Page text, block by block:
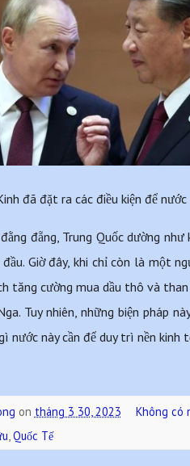
đã đặt ra các điều kiện để
đẵng, Trung Quốc dường
Giờ đây, khi chỉ còn là một
tăng cường mua dầu thô và
Tuy nhiên, những biện pháp
nước này cần để duy trì nền
on tháng 3 30, 2023
Không có
,Quốc Tế